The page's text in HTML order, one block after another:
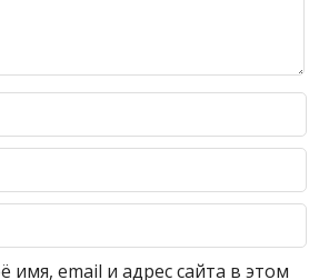
имя, email и адрес сайта в этом